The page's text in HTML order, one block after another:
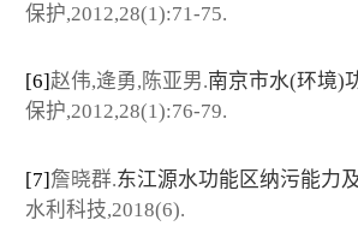
保护,2012,28(1):71-75.
[6]赵伟,逄勇,陈亚男.南京市水(环境)
保护,2012,28(1):76-79.
[7]詹晓群.东江源水功能区纳污能力
水利科技,2018(6).